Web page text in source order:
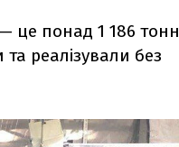
це понад 1 186 тонн
реалізували без